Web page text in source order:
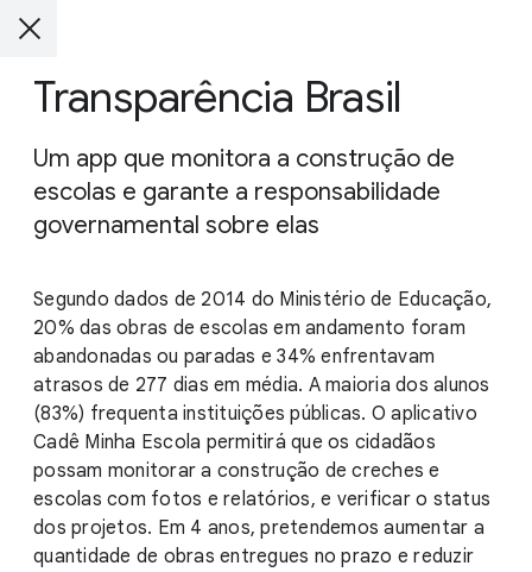
Transparência Brasil
Um app que monitora a construção de
escolas e garante a responsabilidade
governamental sobre elas
Segundo dados de 2014 do Ministério de Educação,
20% das obras de escolas em andamento foram
abandonadas ou paradas e 34% enfrentavam
atrasos de 277 dias em média. A maioria dos alunos
(83%) frequenta instituições públicas. O aplicativo
Cadê Minha Escola permitirá que os cidadãos
possam monitorar a construção de creches e
escolas com fotos e relatórios, e verificar o status
dos projetos. Em 4 anos, pretendemos aumentar a
quantidade de obras entregues no prazo e reduzir